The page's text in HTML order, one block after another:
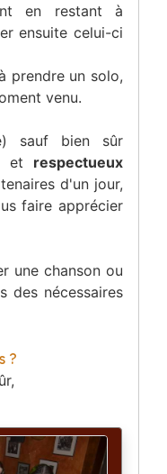
en restant à
ensuite celui-ci
prendre un solo,
venu.
sauf bien sûr
et respectueux
d'un jour,
faire apprécier
une chanson ou
des nécessaires
?